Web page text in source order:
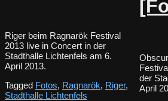
Riger beim Ragnarök Festival
2013 live in Concert in der
Stadthalle Lichtenfels am 6.
April 2013.
Tagged Fotos, Ragnarök, Riger,
Stadthalle Lichtenfels
der
April